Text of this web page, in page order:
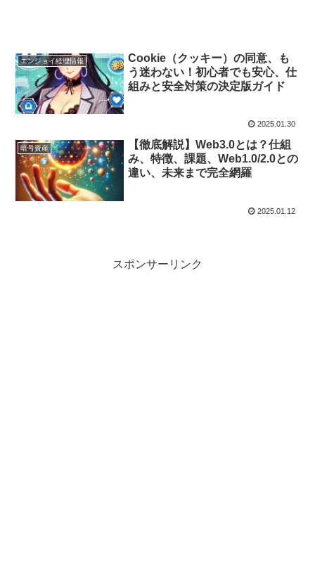
エンジョイ経理情報
Cookie（クッキー）の同意、も
う迷わない！初心者でも安心、仕
組みと安全対策の決定版ガイド
2025.01.30
暗号資産
【徹底解説】Web3.0とは？仕組
み、特徴、課題、Web1.0/2.0との
違い、未来まで完全網羅
2025.01.12
スポンサーリンク